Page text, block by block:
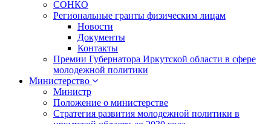
СОНКО
Региональные гранты физическим лицам
Новости
Документы
Контакты
Премии Губернатора Иркутской области в сфере
молодежной политики
Министерство
Министр
Положение о министерстве
Стратегия развития молодежной политики в